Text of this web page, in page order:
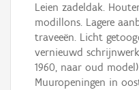
Leien zadeldak.
modillons. Lagere
traveeën. Licht
vernieuwd
1960, naar oud
Muuropeningen in